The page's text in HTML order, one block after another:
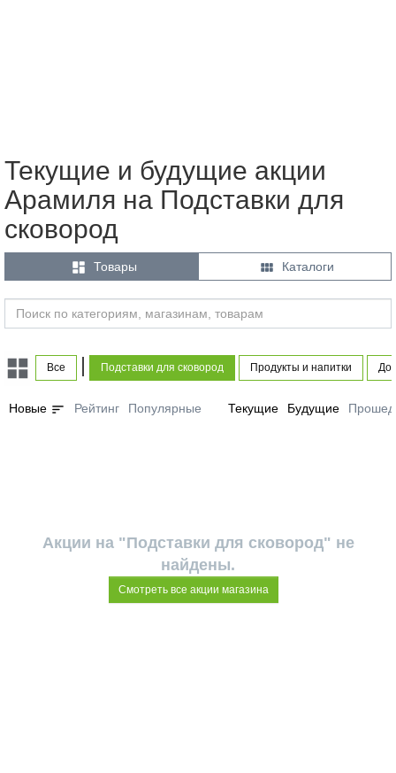
Текущие и будущие акции
Арамиля на Подставки для
сковород
 Товары  Каталоги
Все Подставки для сковород Продукты и напитки
Новые sort Рейтинг Популярные Текущие Будущие
Акции на "Подставки для сковород" не
найдены.
Смотреть все акции магазина